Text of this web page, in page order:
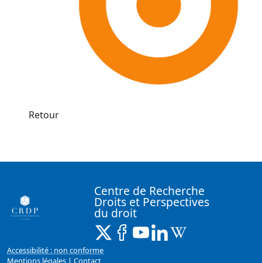
Retour
Centre de Recherche
Droits et Perspectives
du droit
X ( Nouvelle fenêtre)
Facebook ( Nouvelle fenêtre)
Youtube ( Nouvelle
Linkedin ( Nouvelle
Accessibilité : non conforme
Mentions légales | Contact